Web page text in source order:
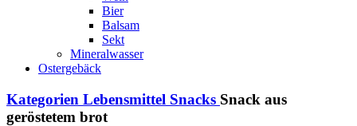
Bier
Balsam
Sekt
Mineralwasser
Ostergebäck
Kategorien Lebensmittel Snacks Snack aus
geröstetem brot